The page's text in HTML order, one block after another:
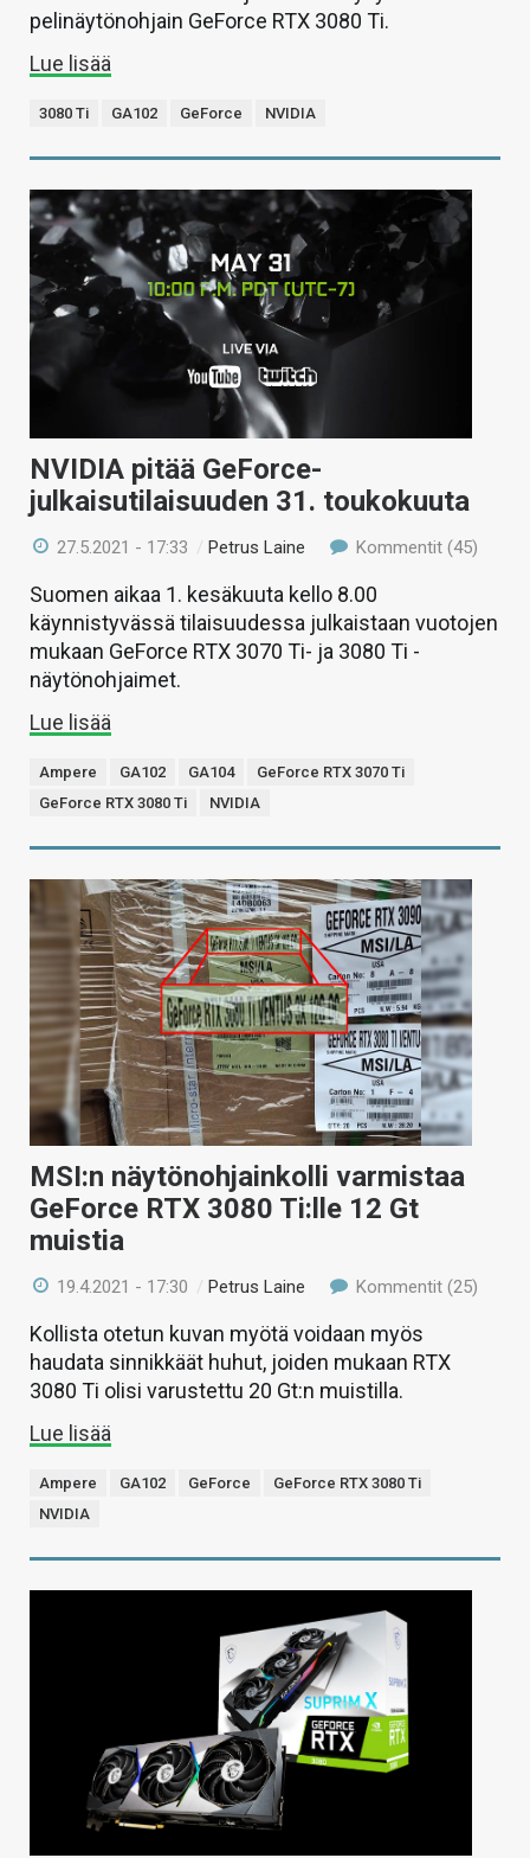
pelinäytönohjain GeForce RTX 3080 Ti.
Lue lisää
3080 Ti GA102 GeForce NVIDIA
NVIDIA pitää GeForce-
julkaisutilaisuuden 31. toukokuuta
27.5.2021 - 17:33 /Petrus Laine Kommentit (45)
Suomen aikaa 1. kesäkuuta kello 8.00
käynnistyvässä tilaisuudessa julkaistaan vuotojen
mukaan GeForce RTX 3070 Ti- ja 3080 Ti -
näytönohjaimet.
Lue lisää
Ampere GA102 GA104
GeForce RTX 3070 Ti
GeForce RTX 3080 Ti
NVIDIA
MSI:n näytönohjainkolli varmistaa
GeForce RTX 3080 Ti:lle 12 Gt
muistia
19.4.2021 - 17:30 /Petrus Laine Kommentit (25)
Kollista otetun kuvan myötä voidaan myös
haudata sinnikkäät huhut, joiden mukaan RTX
3080 Ti olisi varustettu 20 Gt:n muistilla.
Lue lisää
Ampere GA102 GeForce
GeForce RTX 3080 Ti
NVIDIA